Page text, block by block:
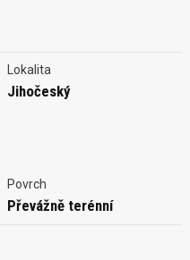
Lokalita
Jihočeský
Povrch
Převážně terénní